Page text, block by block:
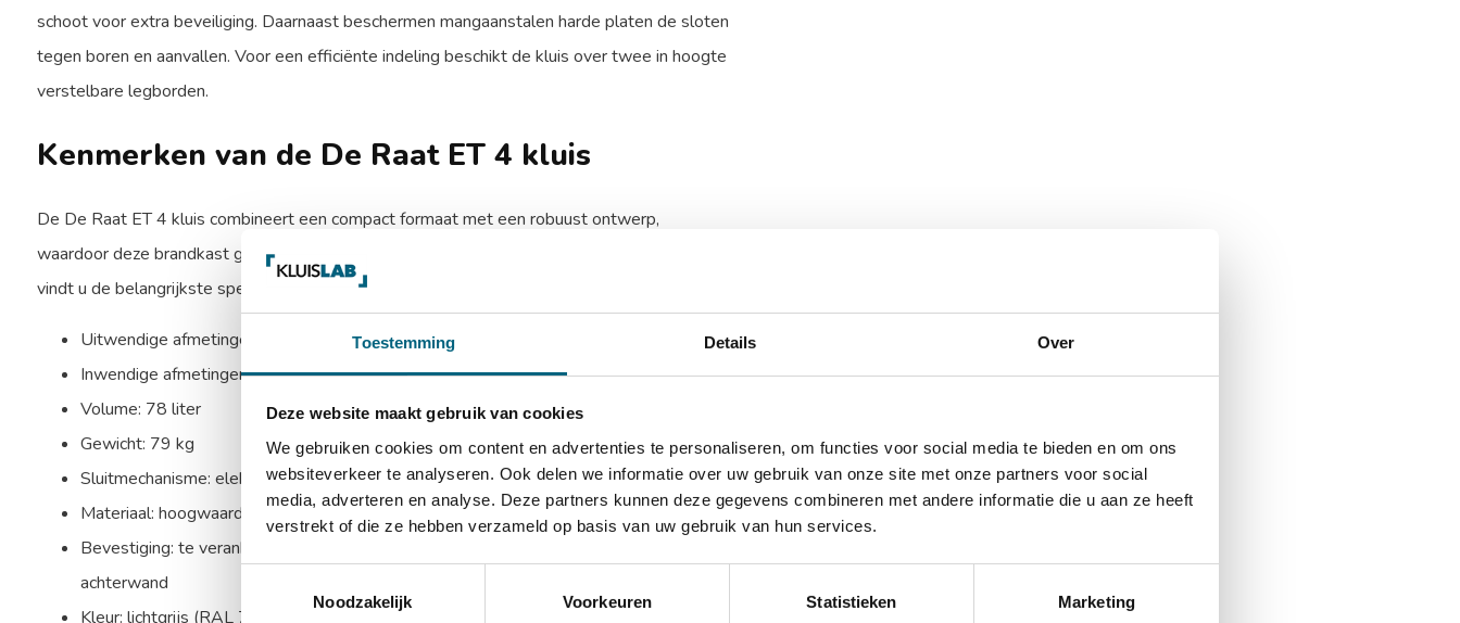
Toestemming Details Over
Deze website maakt gebruik van cookies
We gebruiken cookies om content en advertenties te personaliseren, om functies voor social media te bieden en om ons
websiteverkeer te analyseren. Ook delen we informatie over uw gebruik van onze site met onze partners voor social
media, adverteren en analyse. Deze partners kunnen deze gegevens combineren met andere informatie die u aan ze heeft
verstrekt of die ze hebben verzameld op basis van uw gebruik van hun services.
Noodzakelijk
Voorkeuren Statistieken Marketing
schoot voor extra beveiliging. Daarnaast beschermen mangaanstalen harde platen de sloten
tegen boren en aanvallen. Voor een efficiënte indeling beschikt de kluis over twee in hoogte
verstelbare legborden.
Kenmerken van de De Raat ET 4 kluis
De De Raat ET 4 kluis combineert een compact formaat met een robuust ontwerp,
waardoor deze brandkast geschikt is voor zowel particulier als zakelijk gebruik. Hieronder
vindt u de belangrijkste specificaties van deze veilige en betrouwbare kluis.
Uitwendige afmetingen: 810 x 450 x 380 mm (HxBxD)
Inwendige afmetingen: 700 x 380 x 292 mm (HxBxD)
Volume: 78 liter
Gewicht: 79 kg
Sluitmechanisme: elektronisch codeslot met noodsleutels
Materiaal: hoogwaardig staal
Bevestiging: te verankeren via 2 ankergaten in de bodem en 2 ankergaten in de
achterwand
Kleur: lichtgrijs (RAL 7035)